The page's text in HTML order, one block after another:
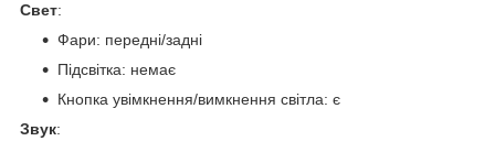
Свет:
Фари: передні/задні
Підсвітка: немає
Кнопка увімкнення/вимкнення світла: є
Звук: